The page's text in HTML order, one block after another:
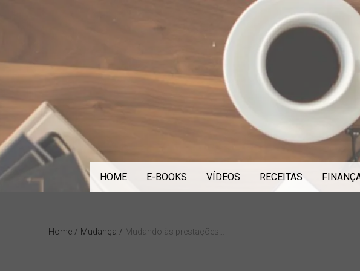
HOME E-BOOKS VÍDEOS RECEITAS
Home / Mudança / Mudando às prestações…